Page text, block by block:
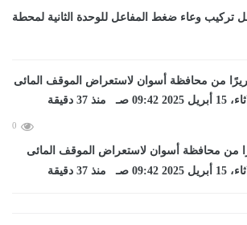
تركيب وعاء ضغط المفاعل للوحدة الثانية لمحطة
0
من محافظة أسوان لاستعراض الموقف المائى
دقيقة